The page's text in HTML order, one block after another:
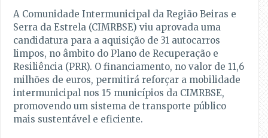
A Comunidade Intermunicipal da Região Beiras e
Serra da Estrela (CIMRBSE) viu aprovada uma
candidatura para a aquisição de 31 autocarros
limpos, no âmbito do Plano de Recuperação e
Resiliência (PRR). O financiamento, no valor de 11,6
milhões de euros, permitirá reforçar a mobilidade
intermunicipal nos 15 municípios da CIMRBSE,
promovendo um sistema de transporte público
mais sustentável e eficiente.